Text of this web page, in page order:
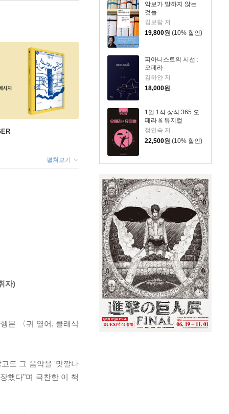
악보가 말하지 않는
것들
김보람 저
19,800원 (10% 할인)
피아니스트의 시선 :
오페라
김하얀 저
18,000원
1일 1식 상식 365 오
페라 & 뮤지컬
정인숙 저
22,500원 (10% 할인)
펼쳐보기
자)
본 〈귀 열어, 클래식
도 그 음악을 '맛깔나
했다"며 극찬한 이 책